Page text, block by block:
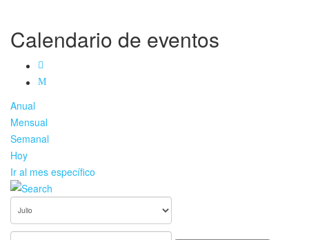
Calendario de eventos
Anual
Mensual
Semanal
Hoy
Ir al mes específico